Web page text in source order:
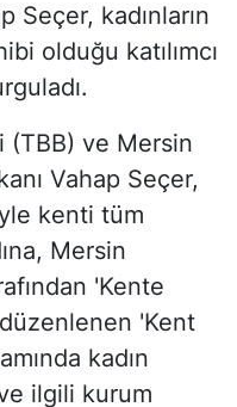
Seçer, kadınların
olduğu katılımcı
(TBB) ve Mersin
Vahap Seçer,
kenti tüm
Mersin
'Kente
'Kent
kadın
ilgili kurum